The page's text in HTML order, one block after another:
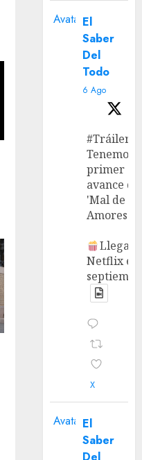
Avatar El
Saber
Del
Todo
6 Ago
#Tráiler
Tenemos
primer
avance de
'Mal de
Amores'.
Llega a
Netflix en
X
Avatar El
Saber
Del